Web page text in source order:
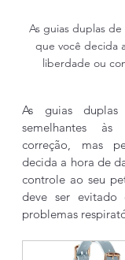
As guias duplas
que você decida
liberdade ou
As guias
semelhantes
correção, mas
decida a hora de
controle ao seu
deve ser evitado
problemas